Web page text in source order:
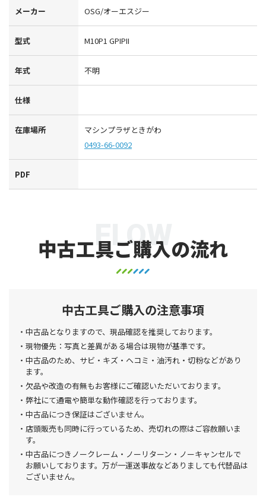
メーカー OSG/オーエスジー
型式 M10P1 GPIPII
年式 不明
仕様
在庫場所
マシンプラザときがわ
0493-66-0092
PDF
中古工具ご購入の流れ
FLOW
中古工具ご購入の注意事項
中古品となりますので、現品確認を推奨しております。
現物優先：写真と差異がある場合は現物が基準です。
中古品のため、サビ・キズ・ヘコミ・油汚れ・切粉などがあり
ます。
欠品や改造の有無もお客様にご確認いただいております。
弊社にて通電や簡単な動作確認を行っております。
中古品につき保証はございません。
店頭販売も同時に行っているため、売切れの際はご容赦願いま
す。
中古品につきノークレーム・ノーリターン・ノーキャンセルで
お願いしております。万が一運送事故などありましても代替品は
ございません。